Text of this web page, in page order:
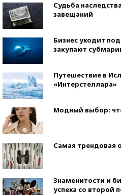
Судьба
завещаний
Бизнес уходит
закупают
Путешествие в
«Интерстеллара»
Модный выбор:
Самая трендовая
Знаменитости и
успеха со второй